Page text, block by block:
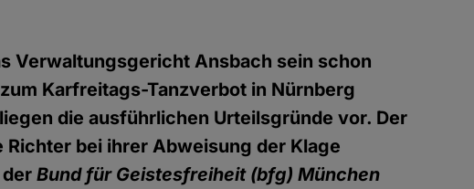
Verwaltungsgericht Ansbach sein schon
Karfreitags-Tanzverbot in Nürnberg
die ausführlichen Urteilsgründe vor. Der
bei ihrer Abweisung der Klage
derBund für Geistesfreiheit (bfg) München